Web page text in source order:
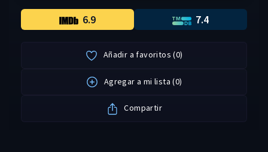
6.9 7.4
Añadir a favoritos (0)
Agregar a mi lista (0)
Compartir